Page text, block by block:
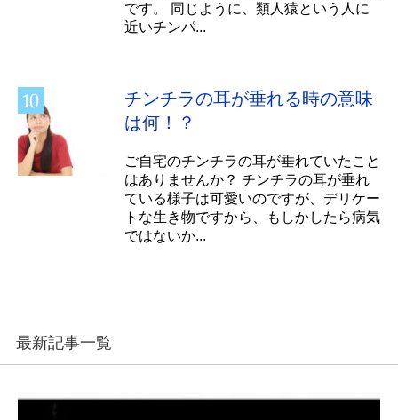
です。 同じように、類人猿という人に
近いチンパ...
チンチラの耳が垂れる時の意味
は何！？
ご自宅のチンチラの耳が垂れていたこと
はありませんか？ チンチラの耳が垂れ
ている様子は可愛いのですが、デリケー
トな生き物ですから、もしかしたら病気
ではないか...
最新記事一覧